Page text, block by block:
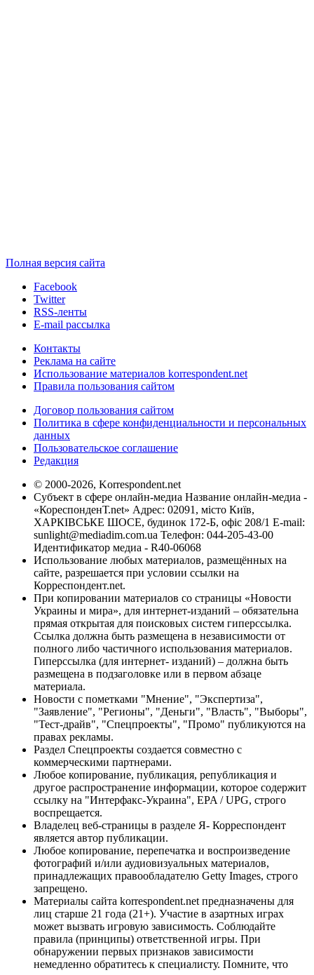
Полная версия сайта
Facebook
Twitter
RSS-ленты
E-mail рассылка
Контакты
Реклама на сайте
Использование материалов korrespondent.net
Правила пользования сайтом
Договор пользования сайтом
Политика в сфере конфиденциальности и персональных
данных
Пользовательское соглашение
Редакция
© 2000-2026, Korrespondent.net
Субъект в сфере онлайн-медиа Название онлайн-медиа -
«КореспонденТ.net» Адрес: 02091, місто Київ,
ХАРКІВСЬКЕ ШОСЕ, будинок 172-Б, офіс 208/1 E-mail:
sunlight@mediadim.com.ua Телефон: 044-205-43-00
Идентификатор медиа - R40-06068
Использование любых материалов, размещённых на
сайте, разрешается при условии ссылки на
Корреспондент.net.
При копировании материалов со страницы «Новости
Украины и мира», для интернет-изданий – обязательна
прямая открытая для поисковых систем гиперссылка.
Ссылка должна быть размещена в независимости от
полного либо частичного использования материалов.
Гиперссылка (для интернет- изданий) – должна быть
размещена в подзаголовке или в первом абзаце
материала.
Новости с пометками "Мнение", "Экспертиза",
"Заявление", "Регионы", "Деньги", "Власть", "Выборы",
"Тест-драйв", "Спецпроекты", "Промо" публикуются на
правах рекламы.
Раздел Спецпроекты создается совместно с
коммерческими партнерами.
Любое копирование, публикация, републикация и
другое распространение информации, которое содержит
ссылку на "Интерфакс-Украина", EPA / UPG, строго
воспрещается.
Владелец веб-страницы в разделе Я- Корреспондент
является автор публикации.
Любое копирование, перепечатка и воспроизведение
фотографий и/или аудиовизуальных материалов,
принадлежащих правообладателю Getty Images, строго
запрещено.
Материалы сайта korrespondent.net предназначены для
лиц старше 21 года (21+). Участие в азартных играх
может вызвать игровую зависимость. Соблюдайте
правила (принципы) ответственной игры. При
обнаружении первых признаков зависимости
немедленно обратитесь к специалисту. Помните, что